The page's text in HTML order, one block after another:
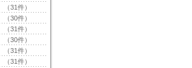
（31件）
（30件）
（31件）
（30件）
（31件）
（31件）